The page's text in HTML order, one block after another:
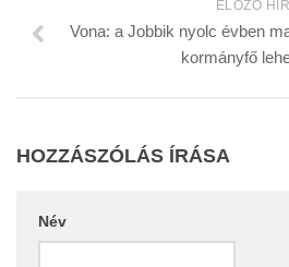
ELŐZŐ HÍR
Vona: a Jobbik nyolc évben
kormányfő
HOZZÁSZÓLÁS ÍRÁSA
Név